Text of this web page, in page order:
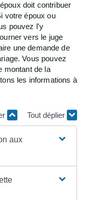
doit contribuer
votre époux ou
pouvez l'y
vers le juge
une demande de
Vous pouvez
montant de la
les informations à
Tout déplier
aux